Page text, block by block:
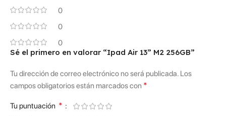
0
0
0
Sé el primero en valorar “Ipad Air 13” M2 256GB”
Tu dirección de correo electrónico no será publicada. Los
campos obligatorios están marcados con *
Tu puntuación *